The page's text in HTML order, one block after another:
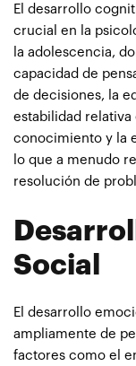
El desarrollo
crucial en la
la adolescencia,
capacidad de
de decisiones, la
estabilidad relativa
conocimiento y la
lo que a menudo
resolución de
Social
El desarrollo
ampliamente de
factores como el